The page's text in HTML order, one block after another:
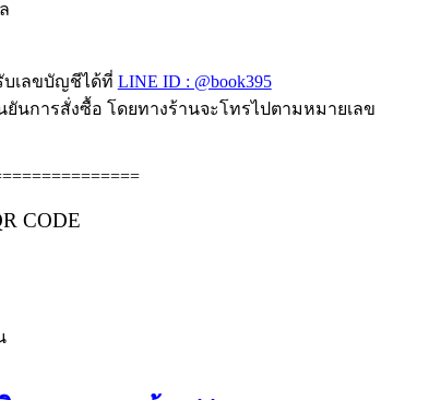
บเลขบัญชีได้ที่ LINE ID : @book395
นการสั่งซื้อ โดยทางร้านจะโทรไปตามหมายเลข
CODE